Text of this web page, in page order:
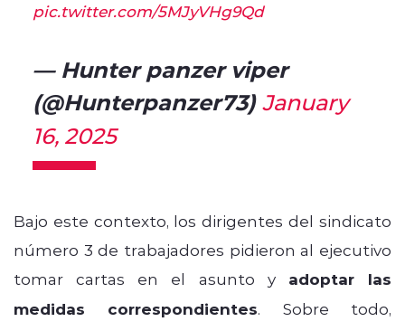
pic.twitter.com/5MJyVHg9Qd
— Hunter panzer viper
(@Hunterpanzer73)January
16, 2025
Bajo este contexto, los dirigentes del sindicato
número 3 de trabajadores pidieron al ejecutivo
tomar cartas en el asunto y adoptar las
medidas correspondientes. Sobre todo,